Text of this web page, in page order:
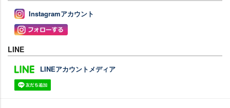
Instagramアカウント
LINE
LINEアカウントメディア